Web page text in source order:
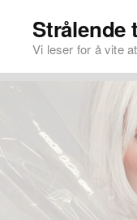
Strålende
Vi leser for å vite